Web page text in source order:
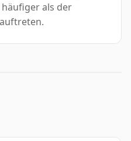
als der